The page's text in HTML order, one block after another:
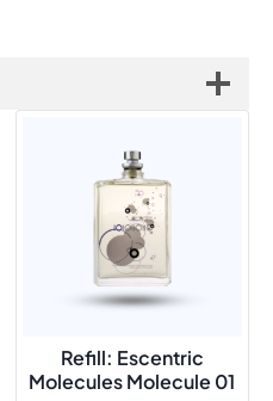
Refill: Escentric
Molecules Molecule 01